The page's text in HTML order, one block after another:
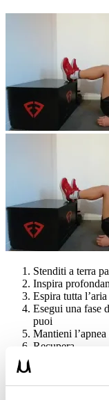
Stenditi a terra
Inspira
Espira tutta
Esegui una fase
puoi
Mantieni
Recupera